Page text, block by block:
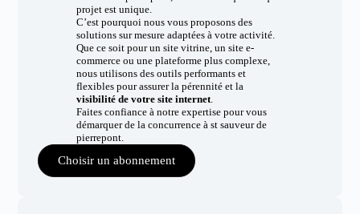
projet est unique.
C’est pourquoi nous vous proposons des
solutions sur mesure adaptées à votre activité.
Que ce soit pour un site vitrine, un site e-
commerce ou une plateforme plus complexe,
nous utilisons des outils performants et
flexibles pour assurer la pérennité et la
visibilité de votre site internet.
Faites confiance à notre expertise pour vous
démarquer de la concurrence à st sauveur de
pierrepont.
Choisir un abonnement